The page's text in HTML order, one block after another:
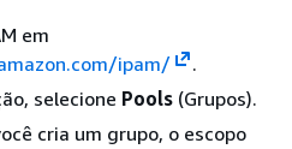
em
ipam/
.
selecione Pools (Grupos).
cria um grupo, o escopo